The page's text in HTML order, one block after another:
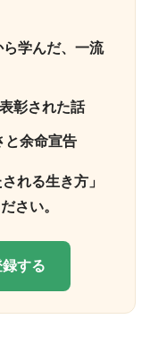
ら学んだ、一流
彰された話
と余命宣告
れる生き方」
さい。
する